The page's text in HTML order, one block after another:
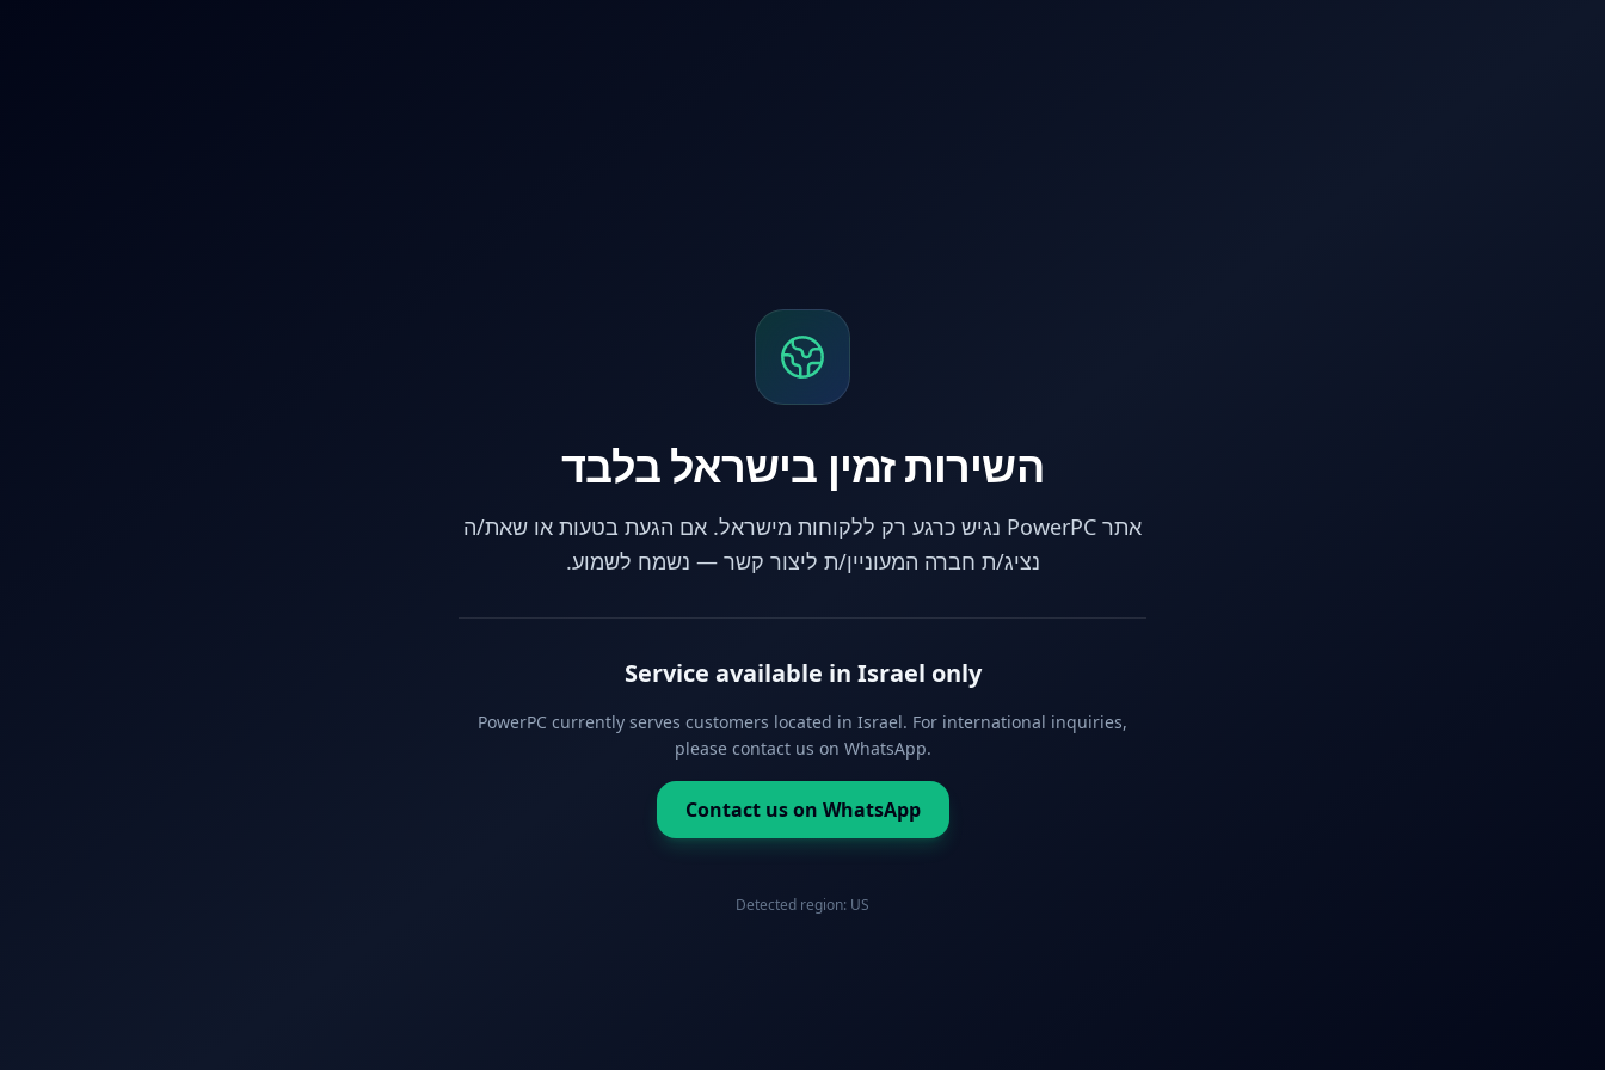
השירות זמין בישראל בלבד
אתר PowerPC נגיש כרגע רק ללקוחות מישראל. אם הגעת בטעות או שאת/ה
נציג/ת חברה המעוניין/ת ליצור קשר — נשמח לשמוע.
Service available in Israel only
PowerPC currently serves customers located in Israel. For international inquiries,
please contact us on WhatsApp.
Contact us on WhatsApp
Detected region: US